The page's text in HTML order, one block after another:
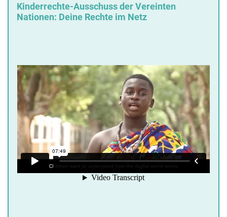
Kinderrechte-Ausschuss der Vereinten
Nationen: Deine Rechte im Netz